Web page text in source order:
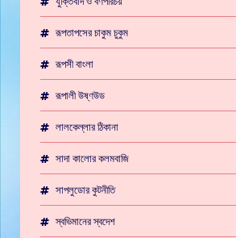
রূপতাপসের চাকুম চুকুম
রূপসী বাংলা
রূপালী উষ্ণউড
লালকেল্লার ঠিকানা
সাদা কালোর কলমবাজি
সাপলুডোর কুটনীতি
স্বভিমানের স্বদেশ